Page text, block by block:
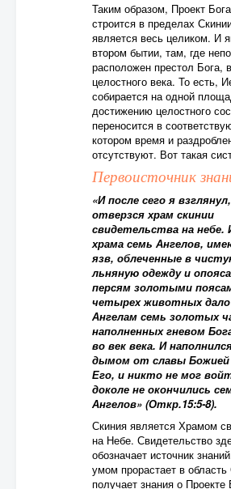
Таким образом, Проект
строится в пределах
является весь целиком. И
втором бытии, там, где
расположен престол Бога,
целостного века. То есть,
собирается на одной
достижению целостного
переносится в
котором время и
отсутствуют. Вот такая
Первоисточник
«И после сего я
отверзся храм скинии
свидетельства на
храма семь Ангелов,
язв, облеченные в
льняную одежду и
персям золотыми
четырех животных
Ангелам семь золотых
наполненных гневом
во век века. И
дымом от славы
Его, и никто не мог
доколе не окончились
Ангелов» (Откр.15:5-8).
Скиния является Храмом
на Небе. Свидетельство
обозначает источник
умом прорастает в область
получает знания о Проекте